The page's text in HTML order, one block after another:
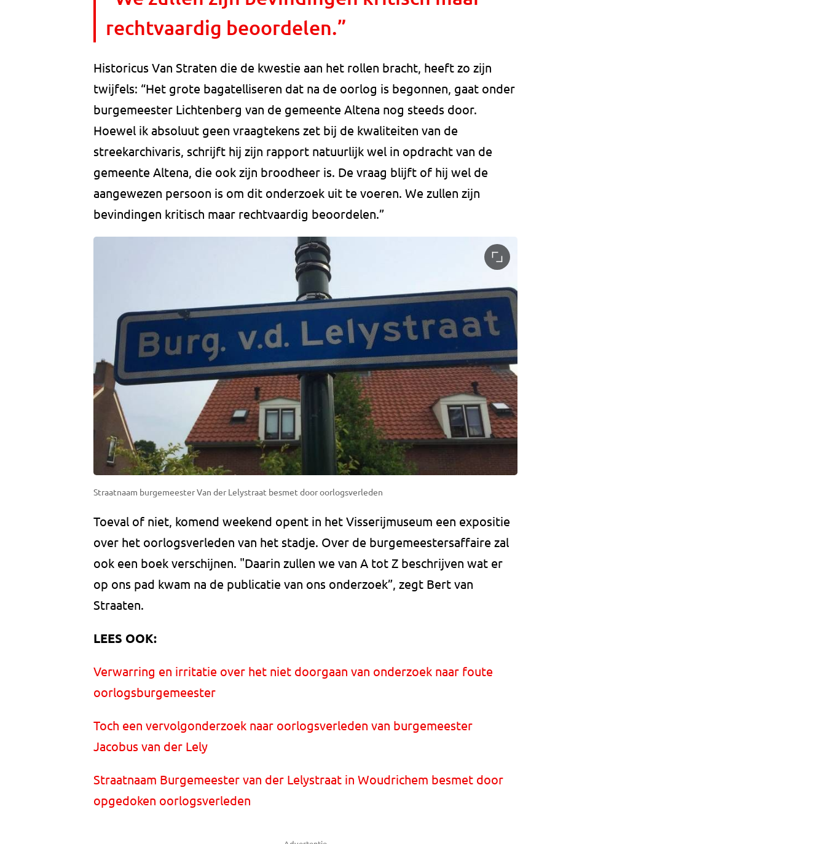
rechtvaardig beoordelen.”
Historicus Van Straten die de kwestie aan het rollen bracht, heeft zo zijn
twijfels: “Het grote bagatelliseren dat na de oorlog is begonnen, gaat onder
burgemeester Lichtenberg van de gemeente Altena nog steeds door.
Hoewel ik absoluut geen vraagtekens zet bij de kwaliteiten van de
streekarchivaris, schrijft hij zijn rapport natuurlijk wel in opdracht van de
gemeente Altena, die ook zijn broodheer is. De vraag blijft of hij wel de
aangewezen persoon is om dit onderzoek uit te voeren. We zullen zijn
bevindingen kritisch maar rechtvaardig beoordelen.”
Straatnaam burgemeester Van der Lelystraat besmet door oorlogsverleden
Toeval of niet, komend weekend opent in het Visserijmuseum een expositie
over het oorlogsverleden van het stadje. Over de burgemeestersaffaire zal
ook een boek verschijnen. "Daarin zullen we van A tot Z beschrijven wat er
op ons pad kwam na de publicatie van ons onderzoek”, zegt Bert van
Straaten.
LEES OOK:
Verwarring en irritatie over het niet doorgaan van onderzoek naar foute
oorlogsburgemeester
Toch een vervolgonderzoek naar oorlogsverleden van burgemeester
Jacobus van der Lely
Straatnaam Burgemeester van der Lelystraat in Woudrichem besmet door
opgedoken oorlogsverleden